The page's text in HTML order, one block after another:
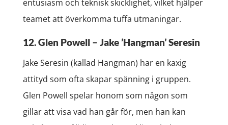
entusiasm och teknisk skicklighet, vilket hjälper
teamet att överkomma tuffa utmaningar.
12. Glen Powell – Jake ’Hangman’ Seresin
Jake Seresin (kallad Hangman) har en kaxig
attityd som ofta skapar spänning i gruppen.
Glen Powell spelar honom som någon som
gillar att visa vad han går för, men han kan